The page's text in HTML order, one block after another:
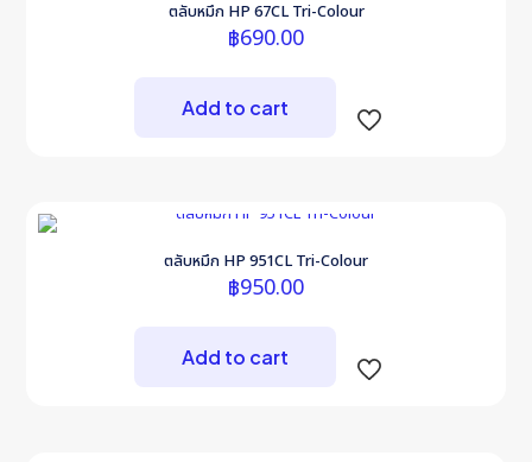
ตลับหมึก HP 67CL Tri-Colour
฿690.00
Add to cart
ตลับหมึก HP 951CL Tri-Colour
฿950.00
Add to cart